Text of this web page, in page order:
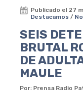
Publicado el 27
Destacamos /
SEIS
BRUTAL
DE
MAULE
Por: Prensa Radio